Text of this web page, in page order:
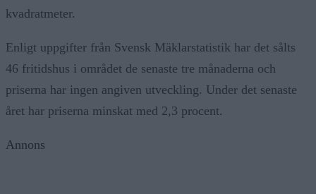
kvadratmeter.
Enligt uppgifter från Svensk Mäklarstatistik har det sålts
46 fritidshus i området de senaste tre månaderna och
priserna har ingen angiven utveckling. Under det senaste
året har priserna minskat med 2,3 procent.
Annons